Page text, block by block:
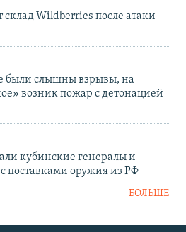
склад Wildberries после атаки
были слышны взрывы, на
возник пожар с детонацией
кубинские генералы и
поставками оружия из РФ
БОЛЬШЕ